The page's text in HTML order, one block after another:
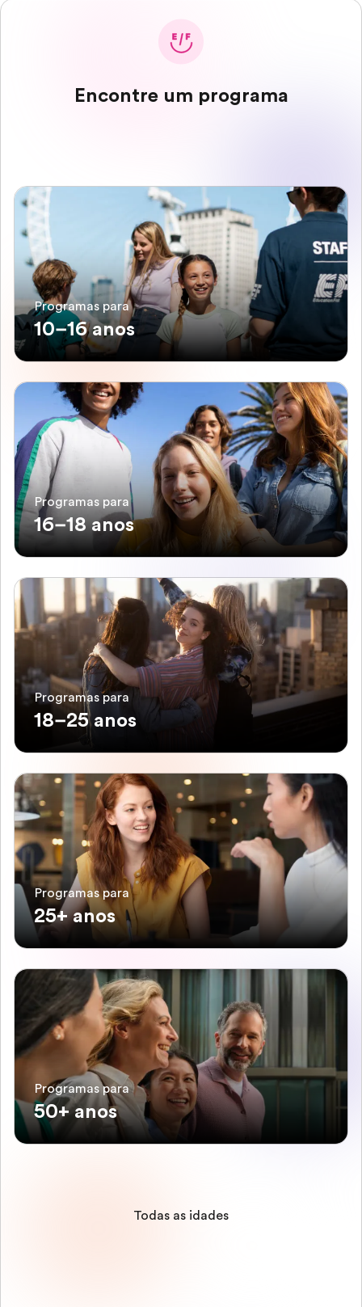
Encontre um programa
Programas para
10–16 anos
Programas para
16–18 anos
Programas para
18–25 anos
Programas para
25+ anos
Programas para
50+ anos
Todas as idades